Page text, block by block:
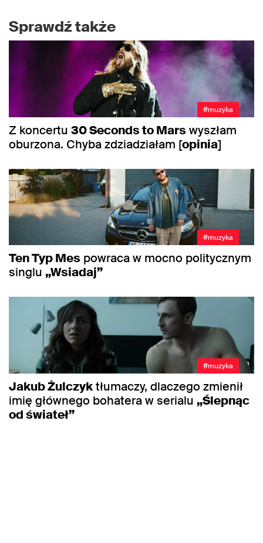
Sprawdź także
#muzyka
Z koncertu 30 Seconds to Mars wyszłam
oburzona. Chyba zdziadziałam [opinia]
#muzyka
Ten Typ Mes powraca w mocno politycznym
singlu „Wsiadaj”
#muzyka
Jakub Żulczyktłumaczy, dlaczego zmienił
imię głównego bohatera w serialu „Ślepnąc
od świateł”